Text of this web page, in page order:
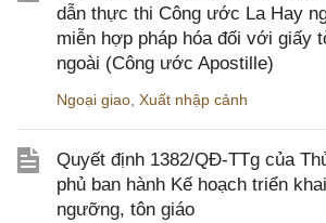
dẫn thực thi Công ước La Hay
miễn hợp pháp hóa đối với giấy
ngoài (Công ước Apostille)
Ngoại giao Xuất nhập cảnh
Quyết định 1382/QĐ-TTg của
phủ ban hành Kế hoạch triển
ngưỡng, tôn giáo